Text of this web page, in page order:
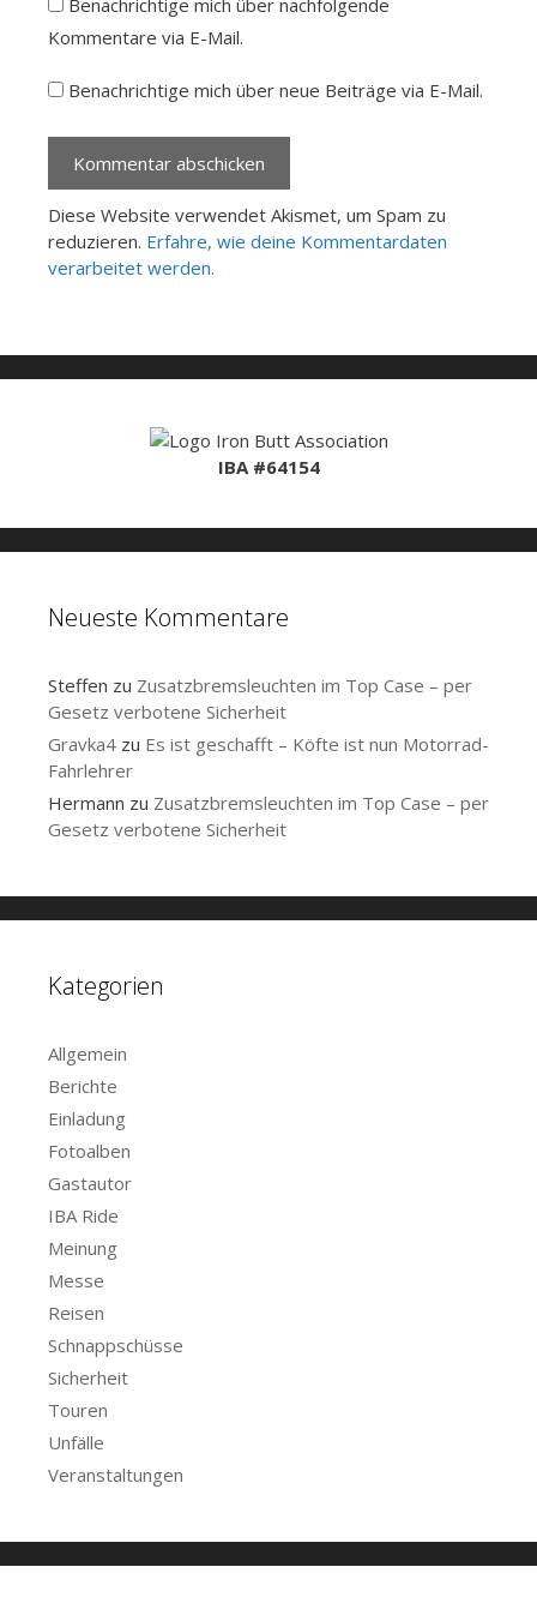
Kommentare via E-Mail.
Benachrichtige mich über neue Beiträge via E-Mail.
Diese Website verwendet Akismet, um Spam zu
reduzieren. Erfahre, wie deine Kommentardaten
verarbeitet werden.
IBA #64154
Neueste Kommentare
Steffen zu Zusatzbremsleuchten im Top Case – per
Gesetz verbotene Sicherheit
Gravka4 zu Es ist geschafft – Köfte ist nun Motorrad-
Fahrlehrer
Hermann zu Zusatzbremsleuchten im Top Case – per
Gesetz verbotene Sicherheit
Kategorien
Allgemein
Berichte
Einladung
Fotoalben
Gastautor
IBA Ride
Meinung
Messe
Reisen
Schnappschüsse
Sicherheit
Touren
Unfälle
Veranstaltungen